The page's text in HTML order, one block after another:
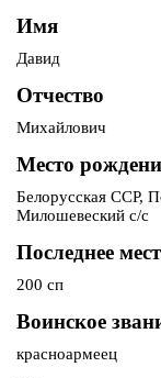
Имя
Давид
Отчество
Михайлович
Место
Белорусская ССР,
Милошевеский с/с
Последнее
200 сп
Воинское
красноармеец